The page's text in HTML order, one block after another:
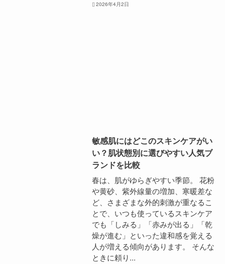
2026年4月2日
敏感肌にはどこのスキンケアがい
い？肌状態別に選びやすい人気ブ
ランドを比較
春は、肌がゆらぎやすい季節。 花粉
や黄砂、紫外線量の増加、寒暖差な
ど、さまざまな外的刺激が重なるこ
とで、いつも使っているスキンケア
でも「しみる」「赤みが出る」「乾
燥が進む」といった違和感を覚える
人が増える傾向があります。 そんな
ときに頼り...